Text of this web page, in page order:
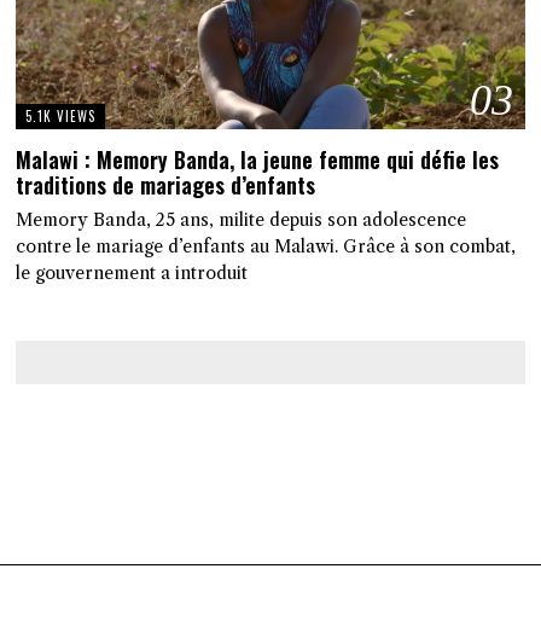
03
5.1K VIEWS
Malawi : Memory Banda, la jeune femme qui défie les
traditions de mariages d’enfants
Memory Banda, 25 ans, milite depuis son adolescence
contre le mariage d’enfants au Malawi. Grâce à son combat,
le gouvernement a introduit